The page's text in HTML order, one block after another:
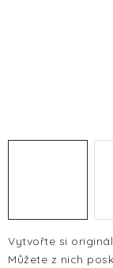
Vytvořte si
Můžete z nich